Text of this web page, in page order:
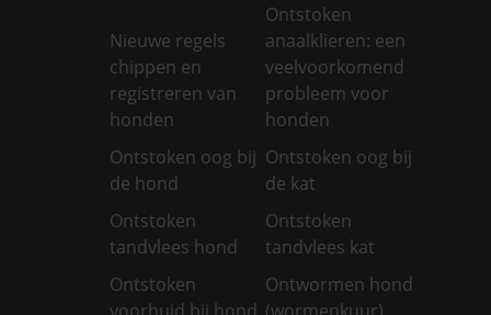
Nieuwe regels
chippen en
registreren van
honden
Ontstoken
anaalklieren: een
veelvoorkomend
probleem voor
honden
Ontstoken oog bij
de hond
Ontstoken oog bij
de kat
Ontstoken
tandvlees hond
Ontstoken
tandvlees kat
Ontstoken
Ontwormen hond